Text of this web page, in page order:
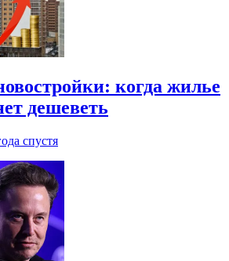
когда жилье
дешеветь
спустя